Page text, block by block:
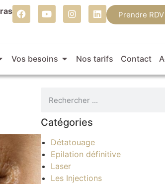
Prendre RDV
Vos besoins Nos tarifs Contact
Catégories
Détatouage
Epilation définitive
Laser
Les Injections